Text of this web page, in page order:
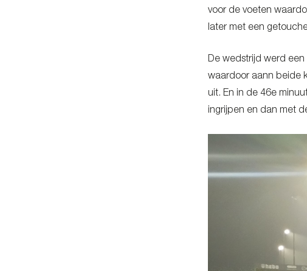
voor de voeten
later met een
De wedstrijd werd
waardoor aann beide
uit. En in de 46e
ingrijpen en dan met